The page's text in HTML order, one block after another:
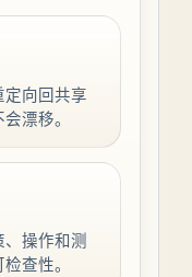
向回共享
漂移。
、操作和测
查性。